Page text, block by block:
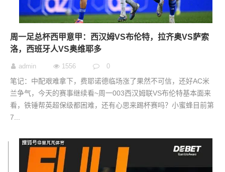
周一足总杯西甲意甲：西汉姆VS布伦特，拉齐奥VS萨索
洛，西班牙人VS奥维耶多
admin 1556 0
笔记：中配艰难拿下，费耶诺德临场涨了果然不可信，还好AC米
兰争气，今天的赛事继续看~周一003西汉姆联VS布伦特基本面来
看，铁锤帮英超保级都困难，还有心思来踢杯赛吗？小蜜蜂目前第
7...